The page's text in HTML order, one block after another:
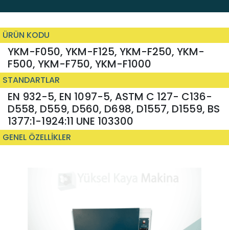
ÜRÜN KODU
YKM-F050, YKM-F125, YKM-F250, YKM-
F500, YKM-F750, YKM-F1000
STANDARTLAR
EN 932-5, EN 1097-5, ASTM C 127- C136-
D558, D559, D560, D698, D1557, D1559, BS
1377:1-1924:11 UNE 103300
GENEL ÖZELLİKLER